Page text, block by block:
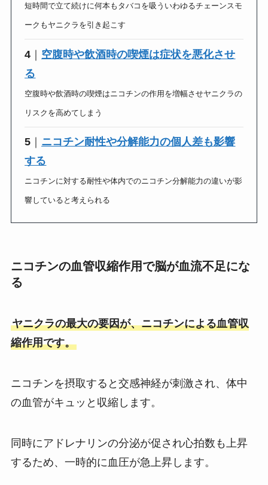
短時間で立て続けに何本もタバコを吸ういわゆるチェーンスモ
ークもヤニクラを引き起こす
4 ｜ 空腹時や飲酒時の喫煙は症状を悪化させ
る
空腹時や飲酒時の喫煙はニコチンの作用を増幅させヤニクラの
リスクを高めてしまう
5
ニコチン耐性や分解能力の個人差も影響
する
ニコチンに対する耐性や体内でのニコチン分解能力の違いが影
響していると考えられる
ニコチンの血管収縮作用で脳が血流不足にな
る
ヤニクラの最大の要因が、ニコチンによる血管収
縮作用です。
ニコチンを摂取すると交感神経が刺激され、体中
の血管がキュッと収縮します。
同時にアドレナリンの分泌が促され心拍数も上昇
するため、一時的に血圧が急上昇します。